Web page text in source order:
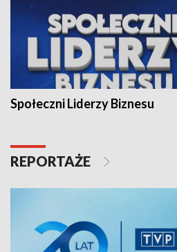
Społeczni Liderzy Biznesu
REPORTAŻE